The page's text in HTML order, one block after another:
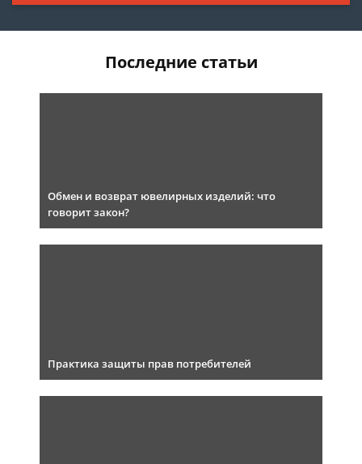
Последние статьи
Обмен и возврат ювелирных изделий: что
говорит закон?
Практика защиты прав потребителей